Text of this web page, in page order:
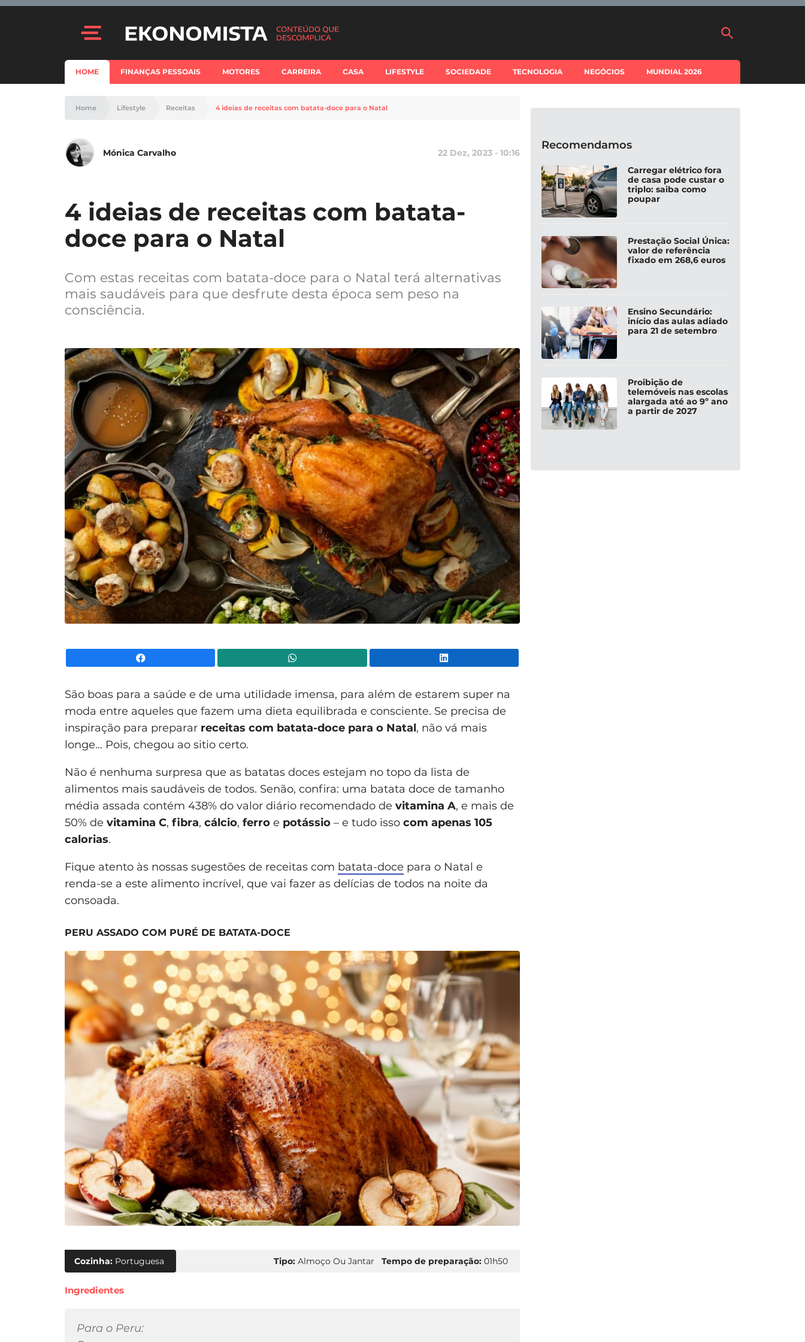
HOME FINANÇAS PESSOAIS MOTORES CARREIRA CASA LIFESTYLE SOCIEDADE TECNOLOGIA NEGÓCIOS MUNDIAL 2026
Home Lifestyle Receitas 4 ideias de receitas com batata-doce para o Natal
Mónica Carvalho 22 Dez, 2023 - 10:16
4 ideias de receitas com batata-
doce para o Natal
Com estas receitas com batata-doce para o Natal terá alternativas
mais saudáveis para que desfrute desta época sem peso na
consciência.
São boas para a saúde e de uma utilidade imensa, para além de estarem super na
moda entre aqueles que fazem uma dieta equilibrada e consciente. Se precisa de
inspiração para preparar receitas com batata-doce para o Natal, não vá mais
longe… Pois, chegou ao sitio certo.
Não é nenhuma surpresa que as batatas doces estejam no topo da lista de
alimentos mais saudáveis de todos. Senão, confira: uma batata doce de tamanho
média assada contém 438% do valor diário recomendado de vitamina A, e mais de
50% de vitamina C, fibra, cálcio, ferro e potássio – e tudo isso com apenas 105
calorias.
Fique atento às nossas sugestões de receitas com batata-doce para o Natal e
renda-se a este alimento incrível, que vai fazer as delícias de todos na noite da
consoada.
PERU ASSADO COM PURÉ DE BATATA-DOCE
Cozinha: Portuguesa Tipo: Almoço Ou Jantar Tempo de preparação: 01h50
Ingredientes
Para o Peru:
Recomendamos
Carregar elétrico fora
de casa pode custar o
triplo: saiba como
poupar
Prestação Social Única:
valor de referência
fixado em 268,6 euros
Ensino Secundário:
início das aulas adiado
para 21 de setembro
Proibição de
telemóveis nas escolas
alargada até ao 9º ano
a partir de 2027